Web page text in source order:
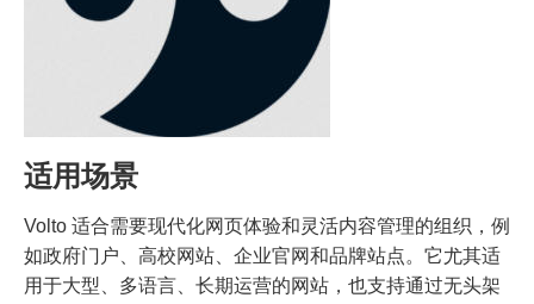
适用场景
Volto 适合需要现代化网页体验和灵活内容管理的组织，例
如政府门户、高校网站、企业官网和品牌站点。它尤其适
用于大型、多语言、长期运营的网站，也支持通过无头架